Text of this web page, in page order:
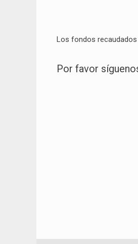
Los fondos recaudados
Por favor